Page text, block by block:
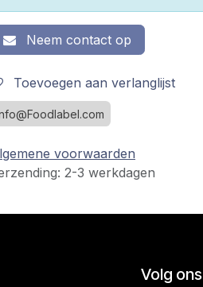
Neem contact op
Toevoegen aan verlanglijst
voorwaarden
2-3 werkdagen
Volg ons